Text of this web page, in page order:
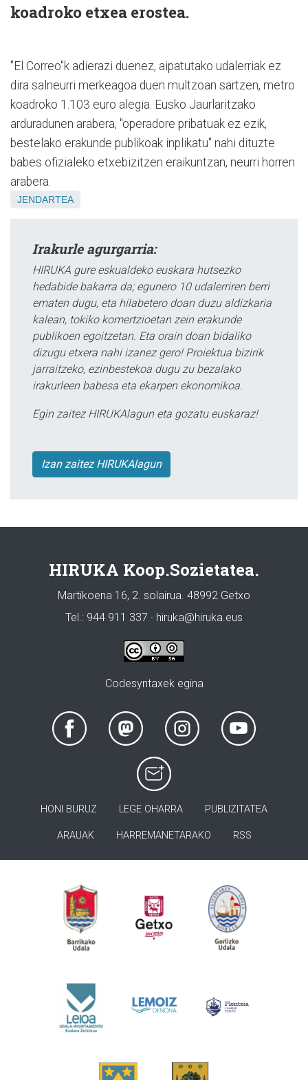
koadroko etxea erostea.
"El Correo"k adierazi duenez, aipatutako udalerriak ez
dira salneurri merkeagoa duen multzoan sartzen, metro
koadroko 1.103 euro alegia. Eusko Jaurlaritzako
arduradunen arabera, "operadore pribatuak ez ezik,
bestelako erakunde publikoak inplikatu" nahi dituzte
babes ofizialeko etxebizitzen eraikuntzan, neurri horren
arabera.
JENDARTEA
Irakurle agurgarria:
HIRUKA gure eskualdeko euskara hutsezko
hedabide bakarra da; egunero 10 udalerriren berri
ematen dugu, eta hilabetero doan duzu aldizkaria
kalean, tokiko komertzioetan zein erakunde
publikoen egoitzetan. Eta orain doan bidaliko
dizugu etxera nahi izanez gero! Proiektua bizirik
jarraitzeko, ezinbestekoa dugu zu bezalako
irakurleen babesa eta ekarpen ekonomikoa.
Egin zaitez HIRUKAlagun eta gozatu euskaraz!
Izan zaitez HIRUKAlagun
HIRUKA Koop.Sozietatea.
Martikoena 16, 2. solairua. 48992 Getxo
Tel.: 944 911 337 · hiruka@hiruka.eus
Codesyntaxek egina
HONI BURUZ LEGE OHARRA PUBLIZITATEA
ARAUAK HARREMANETARAKO RSS